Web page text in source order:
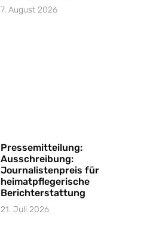
7. August 2026
Pressemitteilung:
Ausschreibung:
Journalistenpreis für
heimatpflegerische
Berichterstattung
21. Juli 2026